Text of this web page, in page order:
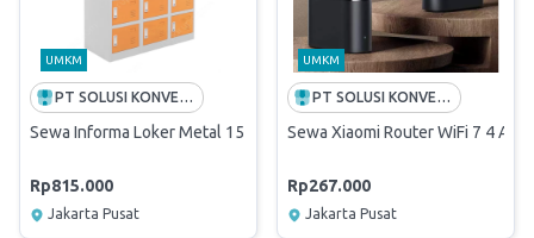
UMKM
PT SOLUSI KONVERGEN INDONESIA
Sewa Informa Loker Metal 15 Pintu
Rp815.000
Jakarta Pusat
UMKM
PT SOLUSI KONVERGEN INDONESIA
Sewa Xiaomi Router WiFi 7 4
Rp267.000
Jakarta Pusat